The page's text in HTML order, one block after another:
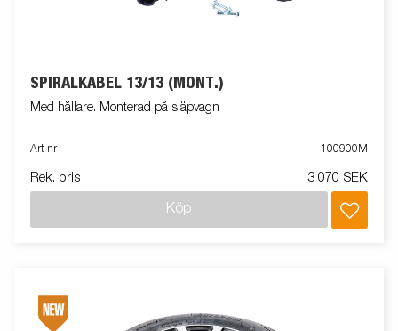
SPIRALKABEL 13/13 (MONT.)
Med hållare. Monterad på släpvagn
Art nr 100900M
Rek. pris 3 070 SEK
Köp